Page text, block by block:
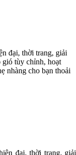
đại, thời trang, giải
gió tùy chỉnh, hoạt
nhàng cho bạn thoải
đại, thời trang, giải